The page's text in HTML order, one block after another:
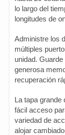
lo largo del
longitudes de
Administre los
múltiples
unidad.
generosa
recuperación
La tapa grande
fácil acceso
variedad de
alojar